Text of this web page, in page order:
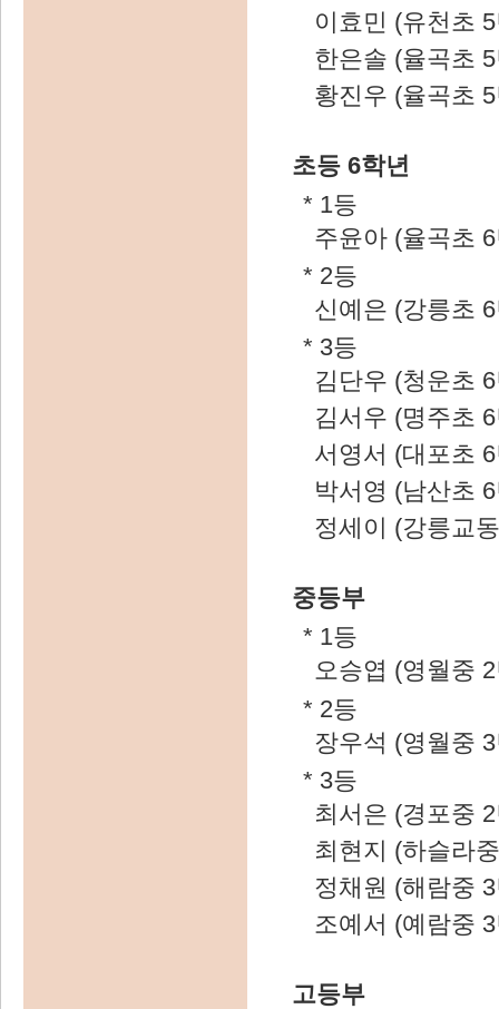
이효민 (유천초
한은솔 (율곡초
황진우 (율곡초
초등 6학년
* 1등
주윤아 (율곡초
* 2등
신예은 (강릉초
* 3등
김단우 (청운초
김서우 (명주초
서영서 (대포초
박서영 (남산초
정세이 (강릉교
중등부
* 1등
오승엽 (영월중
* 2등
장우석 (영월중
* 3등
최서은 (경포중
최현지 (하슬라
정채원 (해람중
조예서 (예람중
고등부